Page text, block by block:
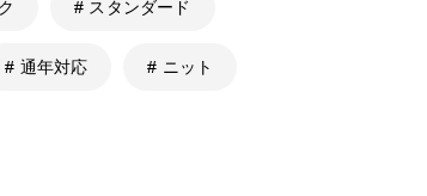
# スタンダード
# 通年対応 # ニット